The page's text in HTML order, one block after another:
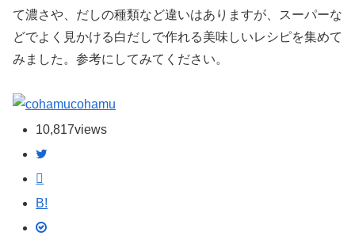
て濃さや、だしの種類など違いはありますが、スーパーな
どでよく見かける白だしで作れる美味しいレシピを集めて
みました。参考にしてみてください。
cohamu
10,817views
B!